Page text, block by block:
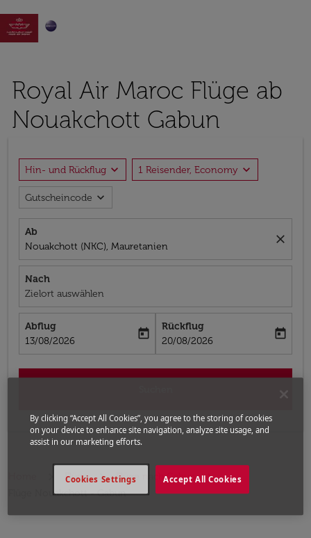

Royal Air Maroc Flüge ab
Nouakchott Gabun
Hin- und Rückflug expand_more 1 Reisender, Economy expand_more
Gutscheincode expand_more
Ab
Nouakchott (NKC), Mauretanien
close
Nach
Zielort auswählen
Abflug
fc-booking-departure-date-aria-label
13/08/2026
today
Rückflug
fc-booking-return-date-aria-label
20/08/2026
today
Flüge
Flüge nach Gabun
Flüge Nouakchott - Gabun
By clicking “Accept All Cookies”, you agree to the storing of cookies
on your device to enhance site navigation, analyze site usage, and
assist in our marketing efforts.
Accept All Cookies
Cookies Settings